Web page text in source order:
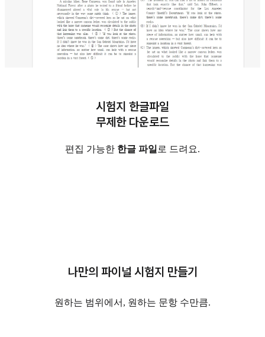
시험지 한글파일
무제한 다운로드
편집 가능한 한글 파일 로 드려요.
나만의 파이널 시험지 만들기
원하는 범위에서, 원하는 문항 수만큼.